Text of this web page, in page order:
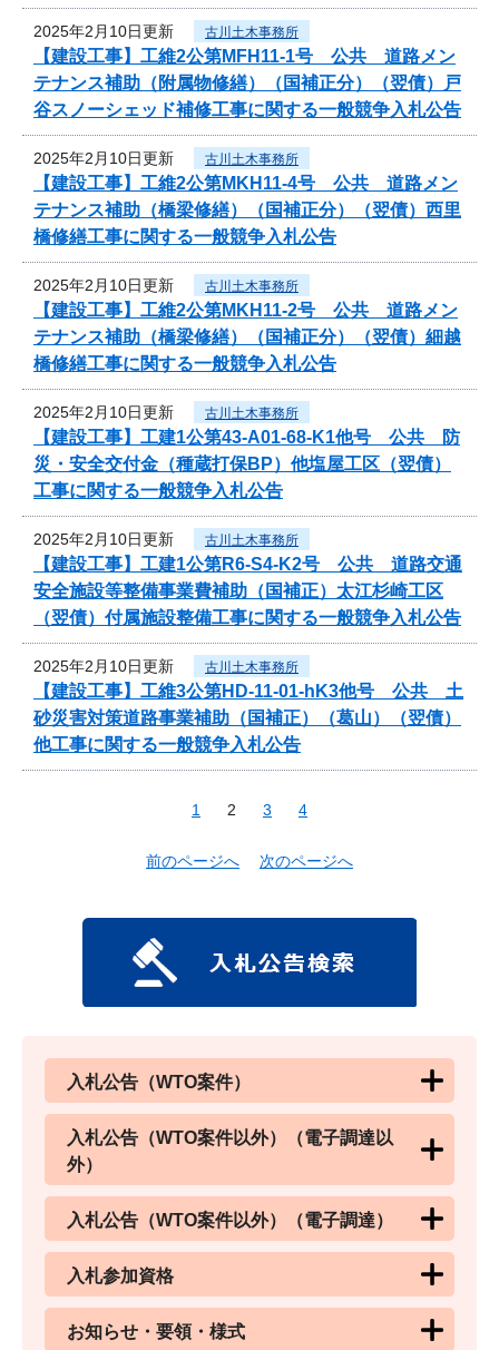
2025年2月10日更新 古川土木事務所
【建設工事】工維2公第MFH11-1号 公共 道路メン
テナンス補助（附属物修繕）（国補正分）（翌債）戸
谷スノーシェッド補修工事に関する一般競争入札公告
2025年2月10日更新 古川土木事務所
【建設工事】工維2公第MKH11-4号 公共 道路メン
テナンス補助（橋梁修繕）（国補正分）（翌債）西里
橋修繕工事に関する一般競争入札公告
2025年2月10日更新 古川土木事務所
【建設工事】工維2公第MKH11-2号 公共 道路メン
テナンス補助（橋梁修繕）（国補正分）（翌債）細越
橋修繕工事に関する一般競争入札公告
2025年2月10日更新 古川土木事務所
【建設工事】工建1公第43-A01-68-K1他号 公共 防
災・安全交付金（種蔵打保BP）他塩屋工区（翌債）
工事に関する一般競争入札公告
2025年2月10日更新 古川土木事務所
【建設工事】工建1公第R6-S4-K2号 公共 道路交通
安全施設等整備事業費補助（国補正）太江杉崎工区
（翌債）付属施設整備工事に関する一般競争入札公告
2025年2月10日更新 古川土木事務所
【建設工事】工維3公第HD-11-01-hK3他号 公共 土
砂災害対策道路事業補助（国補正）（葛山）（翌債）
他工事に関する一般競争入札公告
1 2 3 4
前のページへ 次のページへ
入札公告（WTO案件）
入札公告（WTO案件以外）（電子調達以
外）
入札公告（WTO案件以外）（電子調達）
入札参加資格
お知らせ・要領・様式